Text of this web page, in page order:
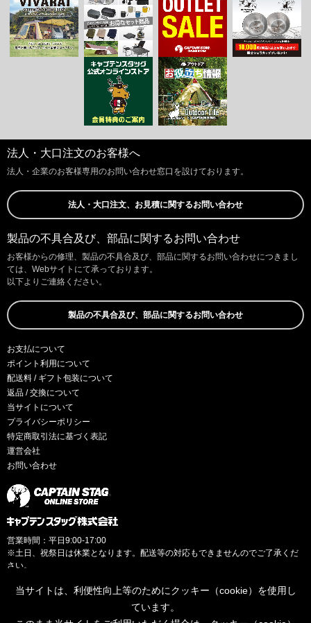
法人・大口注文のお客様へ
法人・企業のお客様専用のお問い合わせ窓口を設けております。
法人・大口注文、お見積に関するお問い合わせ
製品の不具合及び、部品に関するお問い合わせ
お客様からの修理、製品の不具合及び、部品に関するお問い合わせにつきまし
ては、Webサイトにて承っております。
以下よりご連絡ください。
製品の不具合及び、部品に関するお問い合わせ
お支払について
ポイント利用について
配送料 / ギフト包装について
返品 / 交換について
当サイトについて
プライバシーポリシー
特定商取引法に基づく表記
運営会社
お問い合わせ
営業時間：平日9:00-17:00
※土日、祝祭日は休業となります。配送等の対応もできませんのでご了承くだ
さい。
当サイトは、利便性向上等のためにクッキー（cookie）を使用し
ています。